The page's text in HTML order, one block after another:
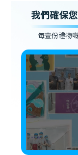
我們確保
每壹份禮物